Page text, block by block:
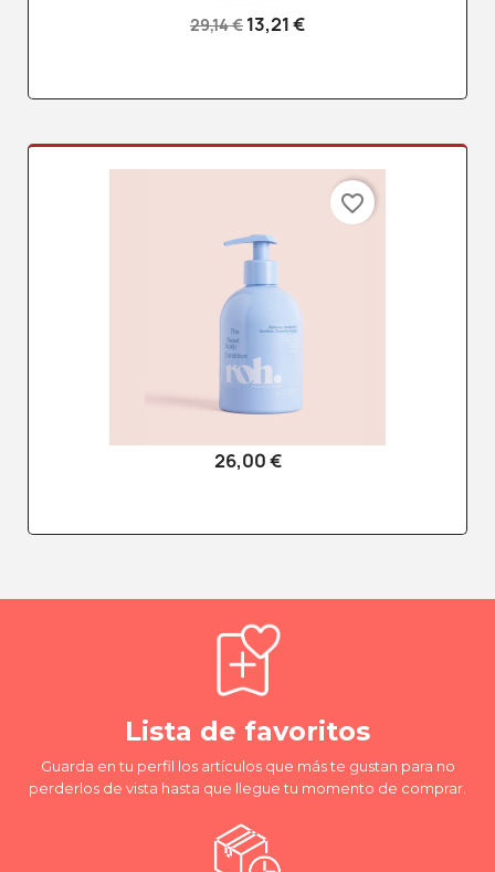
29,14 € 13,21 €
26,00 €
favorite_border
Lista de favoritos
Guarda en tu perfil los artículos que más te gustan para no
perderlos de vista hasta que llegue tu momento de comprar.